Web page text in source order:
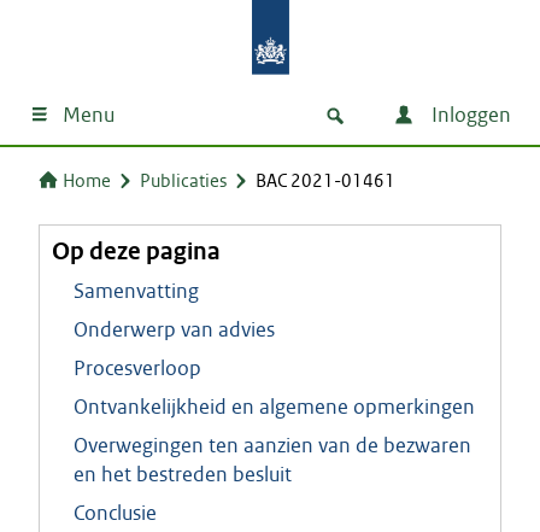
Menu Inloggen
Home Publicaties BAC 2021-01461
Op deze pagina
Samenvatting
Onderwerp van advies
Procesverloop
Ontvankelijkheid en algemene opmerkingen
Overwegingen ten aanzien van de bezwaren
en het bestreden besluit
Conclusie